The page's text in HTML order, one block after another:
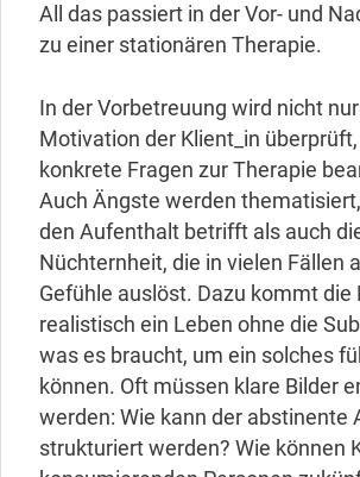
All das passiert in der Vor- und
zu einer stationären Therapie.
In der Vorbetreuung wird nicht
Motivation der Klient_in
konkrete Fragen zur Therapie
Auch Ängste werden
den Aufenthalt betrifft als auch
Nüchternheit, die in vielen Fällen
Gefühle auslöst. Dazu kommt die
realistisch ein Leben ohne die
was es braucht, um ein solches
können. Oft müssen klare Bilder
werden: Wie kann der abstinente
strukturiert werden? Wie können